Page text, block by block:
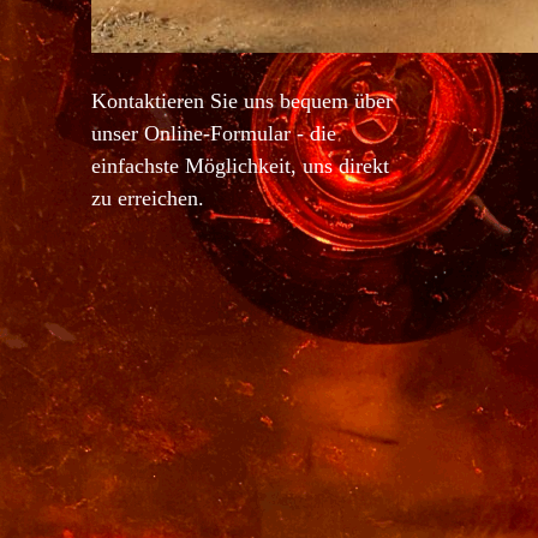
Kontaktieren Sie uns bequem über
unser Online-Formular - die
einfachste Möglichkeit, uns direkt
zu erreichen.